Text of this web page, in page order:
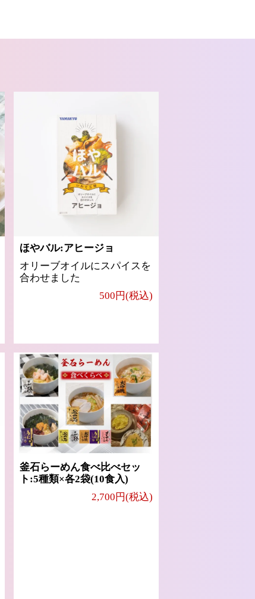
ほやバル:アヒージョ
オリーブオイルにスパイスを
合わせました
500円(税込)
釜石らーめん食べ比べセッ
ト:5種類×各2袋(10食入)
2,700円(税込)